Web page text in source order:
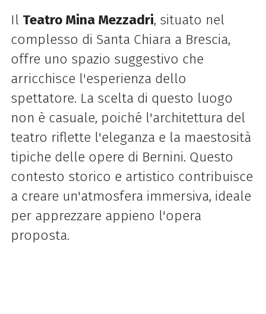
Il Teatro Mina Mezzadri, situato nel
complesso di Santa Chiara a Brescia,
offre uno spazio suggestivo che
arricchisce l'esperienza dello
spettatore. La scelta di questo luogo
non è casuale, poiché l'architettura del
teatro riflette l'eleganza e la maestosità
tipiche delle opere di Bernini. Questo
contesto storico e artistico contribuisce
a creare un'atmosfera immersiva, ideale
per apprezzare appieno l'opera
proposta.